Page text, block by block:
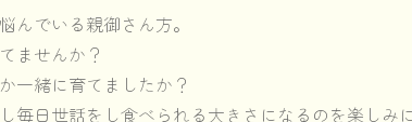
んでいる親御さん方。
ませんか？
一緒に育てましたか？
毎日世話をし食べられる大きさになるのを楽しみ